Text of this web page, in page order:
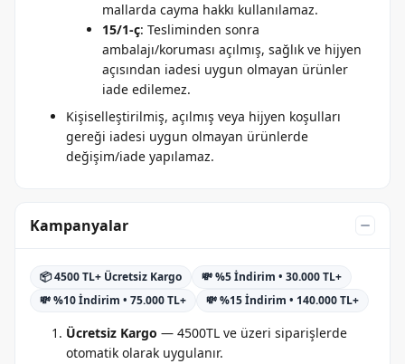
mallarda cayma hakkı kullanılamaz.
15/1-ç: Tesliminden sonra
ambalajı/koruması açılmış, sağlık ve hijyen
açısından iadesi uygun olmayan ürünler
iade edilemez.
Kişiselleştirilmiş, açılmış veya hijyen koşulları
gereği iadesi uygun olmayan ürünlerde
değişim/iade yapılamaz.
Kampanyalar
📦 4500 TL+ Ücretsiz Kargo
💸 %5 İndirim • 30.000 TL+
💸 %10 İndirim • 75.000 TL+
💸 %15 İndirim • 140.000 TL+
Ücretsiz Kargo — 4500TL ve üzeri siparişlerde
otomatik olarak uygulanır.